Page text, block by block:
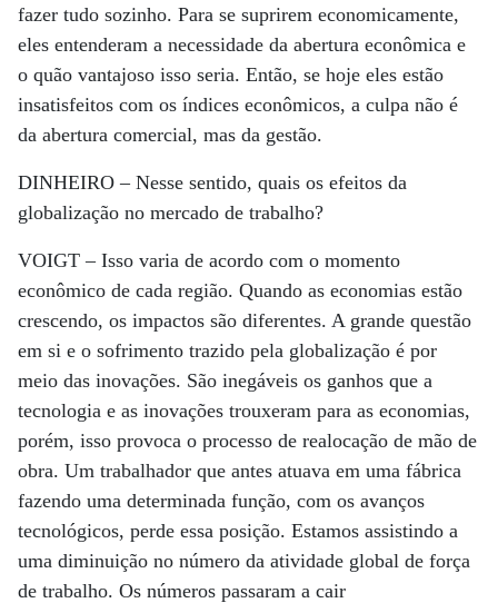
fazer tudo sozinho. Para se suprirem economicamente,
eles entenderam a necessidade da abertura econômica e
o quão vantajoso isso seria. Então, se hoje eles estão
insatisfeitos com os índices econômicos, a culpa não é
da abertura comercial, mas da gestão.
DINHEIRO –Nesse sentido, quais os efeitos da
globalização no mercado de trabalho?
VOIGT –Isso varia de acordo com o momento
econômico de cada região. Quando as economias estão
crescendo, os impactos são diferentes. A grande questão
em si e o sofrimento trazido pela globalização é por
meio das inovações. São inegáveis os ganhos que a
tecnologia e as inovações trouxeram para as economias,
porém, isso provoca o processo de realocação de mão de
obra. Um trabalhador que antes atuava em uma fábrica
fazendo uma determinada função, com os avanços
tecnológicos, perde essa posição. Estamos assistindo a
uma diminuição no número da atividade global de força
de trabalho. Os números passaram a cair